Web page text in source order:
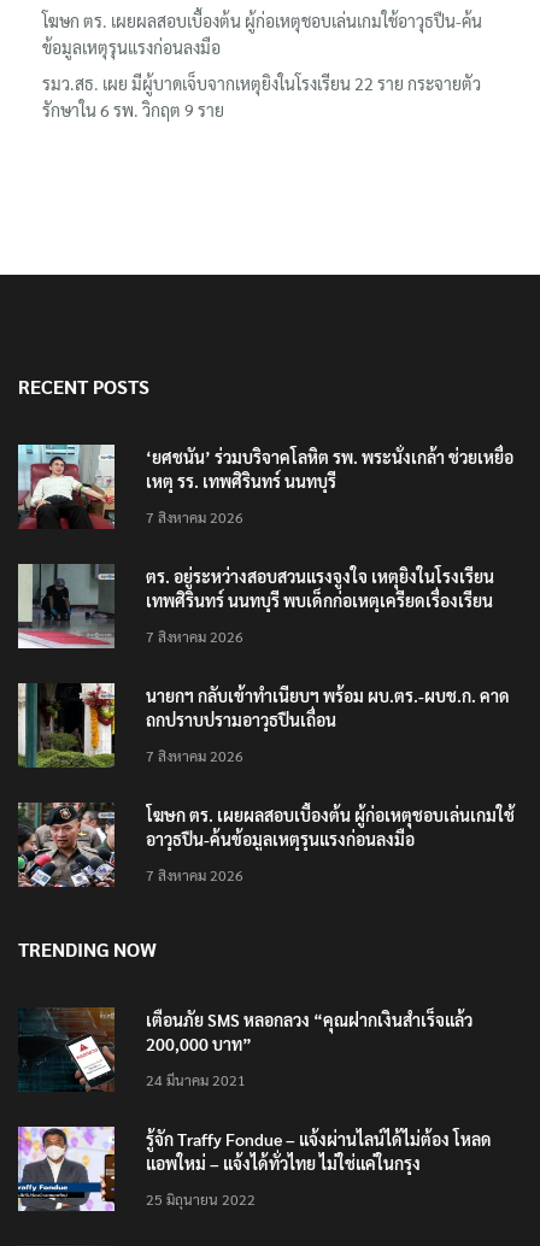
โฆษก ตร. เผยผลสอบเบื้องต้น ผู้ก่อเหตุชอบเล่นเกมใช้อาวุธปืน-ค้น
ข้อมูลเหตุรุนแรงก่อนลงมือ
รมว.สธ. เผย มีผู้บาดเจ็บจากเหตุยิงในโรงเรียน 22 ราย กระจายตัว
รักษาใน 6 รพ. วิกฤต 9 ราย
RECENT POSTS
‘ยศชนัน’ ร่วมบริจาคโลหิต รพ. พระนั่งเกล้า ช่วยเหยื่อ
เหตุ รร. เทพศิรินทร์ นนทบุรี
7 สิงหาคม 2026
ตร. อยู่ระหว่างสอบสวนแรงจูงใจ เหตุยิงในโรงเรียน
เทพศิรินทร์ นนทบุรี พบเด็กก่อเหตุเครียดเรื่องเรียน
7 สิงหาคม 2026
นายกฯ กลับเข้าทำเนียบฯ พร้อม ผบ.ตร.-ผบช.ก. คาด
ถกปราบปรามอาวุธปืนเถื่อน
7 สิงหาคม 2026
โฆษก ตร. เผยผลสอบเบื้องต้น ผู้ก่อเหตุชอบเล่นเกมใช้
อาวุธปืน-ค้นข้อมูลเหตุรุนแรงก่อนลงมือ
7 สิงหาคม 2026
TRENDING NOW
เตือนภัย SMS หลอกลวง “คุณฝากเงินสำเร็จแล้ว
200,000 บาท”
24 มีนาคม 2021
รู้จัก Traffy Fondue – แจ้งผ่านไลน์ได้ไม่ต้อง โหลด
แอพใหม่ – แจ้งได้ทั่วไทย ไม่ใช่แค่ในกรุง
25 มิถุนายน 2022